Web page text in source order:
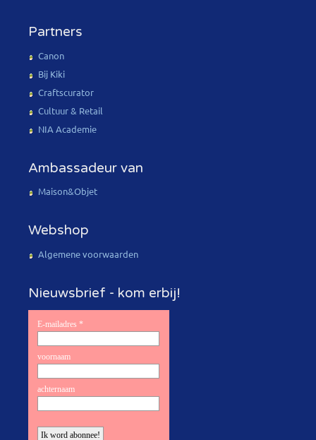
Partners
Canon
Bij Kiki
Craftscurator
Cultuur & Retail
NIA Academie
Ambassadeur van
Maison&Objet
Webshop
Algemene voorwaarden
Nieuwsbrief - kom erbij!